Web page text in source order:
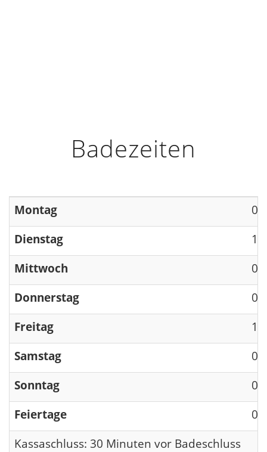
Badezeiten
Montag
Dienstag
Mittwoch
Donnerstag
Freitag
Samstag
Sonntag
Feiertage
Kassaschluss: 30 Minuten vor Badeschluss